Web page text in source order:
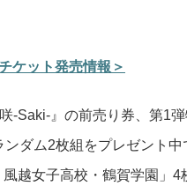
ケット発売情報＞
-Saki-』の前売り券、第1
ダム2枚組をプレゼント中
越女子高校・鶴賀学園」4